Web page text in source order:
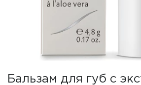
Бальзам для губ с